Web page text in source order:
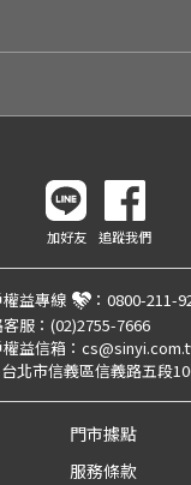
加好友 追蹤我們
益專線 ： 0800-211-
服： (02)2755-7666
益信箱：
北市信義區信義路五段
門市據點
服務條款